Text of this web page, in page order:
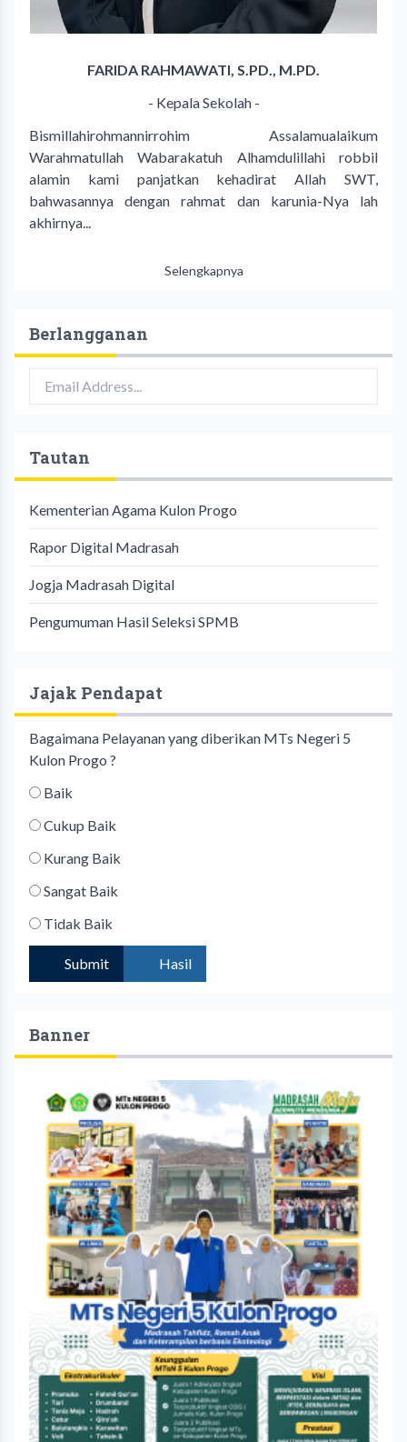
FARIDA RAHMAWATI, S.PD., M.PD.
- Kepala Sekolah -
Bismillahirohmannirrohim Assalamualaikum
Warahmatullah Wabarakatuh Alhamdulillahi robbil
alamin kami panjatkan kehadirat Allah SWT,
bahwasannya dengan rahmat dan karunia-Nya lah
akhirnya...
Selengkapnya
Berlangganan
Tautan
Kementerian Agama Kulon Progo
Rapor Digital Madrasah
Jogja Madrasah Digital
Pengumuman Hasil Seleksi SPMB
Jajak Pendapat
Bagaimana Pelayanan yang diberikan MTs Negeri 5
Kulon Progo ?
Baik
Cukup Baik
Kurang Baik
Sangat Baik
Tidak Baik
Submit Hasil
Banner